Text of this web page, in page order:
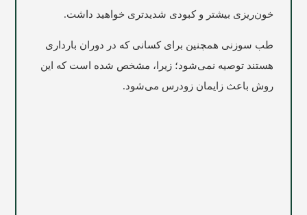
خون‌ریزی بیشتر و کبودی شدیدتری خواهید داشت.
طب سوزنی همچنین برای کسانی که در دوران بارداری
هستند توصیه نمی‌شود؛ زیرا، مشخص شده است که این
روش باعث زایمان زودرس می‌شود.